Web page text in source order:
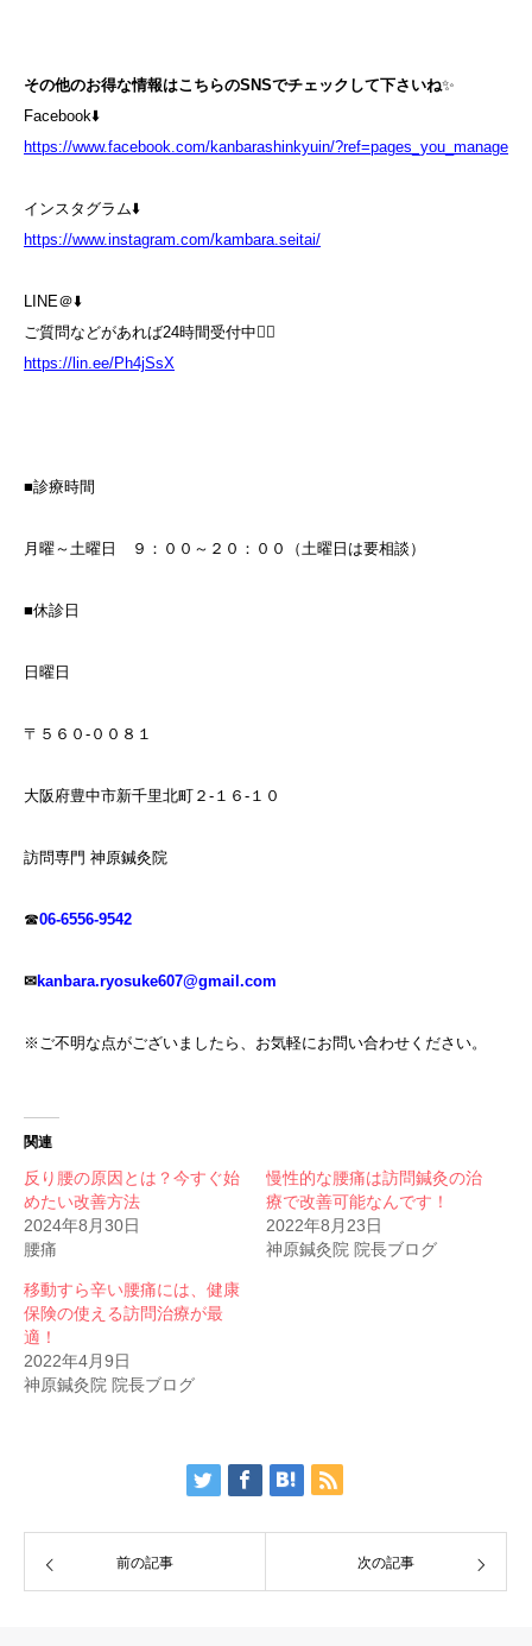
その他のお得な情報はこちらのSNSでチェックして下さいね✨
Facebook⬇️
https://www.facebook.com/kanbarashinkyuin/?ref=pages_you_manage
インスタグラム⬇️
https://www.instagram.com/kambara.seitai/
LINE＠⬇️
ご質問などがあれば24時間受付中💁‍♀️
https://lin.ee/Ph4jSsX
■診療時間
月曜～土曜日 ９：００～２０：００（土曜日は要相談）
■休診日
日曜日
〒５６０-００８１
大阪府豊中市新千里北町２-１６-１０
訪問専門 神原鍼灸院
☎06-6556-9542
✉kanbara.ryosuke607@gmail.com
※ご不明な点がございましたら、お気軽にお問い合わせください。
関連
反り腰の原因とは？今すぐ始
めたい改善方法
2024年8月30日
腰痛
慢性的な腰痛は訪問鍼灸の治
療で改善可能なんです！
2022年8月23日
神原鍼灸院 院長ブログ
移動すら辛い腰痛には、健康
保険の使える訪問治療が最
適！
2022年4月9日
神原鍼灸院 院長ブログ
前の記事 次の記事